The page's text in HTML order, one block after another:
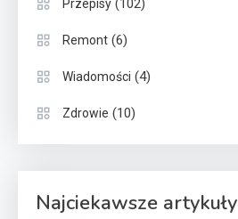
Przepisy (102)
Remont (6)
Wiadomości (4)
Zdrowie (10)
Najciekawsze artykuły